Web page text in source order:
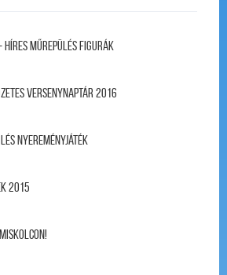
Műrepülés Figurák
VERSENYNAPTÁR 2016
nyereményjáték
2015